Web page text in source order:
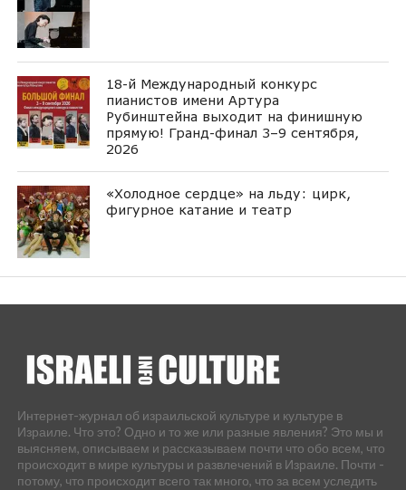
18-й Международный конкурс
пианистов имени Артура
Рубинштейна выходит на финишную
прямую! Гранд-финал 3–9 сентября,
2026
«Холодное сердце» на льду: цирк,
фигурное катание и театр
Интернет-журнал об израильской культуре и культуре в
Израиле. Что это? Одно и то же или разные явления? Это мы и
выясняем, описываем и рассказываем почти что обо всем, что
происходит в мире культуры и развлечений в Израиле. Почти -
потому, что происходит всего так много, что за всем уследить